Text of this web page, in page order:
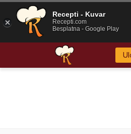
Recepti - Kuvar
Recepti.com
Besplatna - Google Play